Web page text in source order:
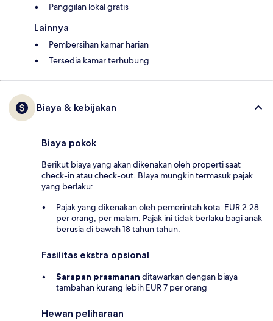
Panggilan lokal gratis
Lainnya
Pembersihan kamar harian
Tersedia kamar terhubung
Biaya & kebijakan
Biaya pokok
Berikut biaya yang akan dikenakan oleh properti saat
check-in atau check-out. BIaya mungkin termasuk pajak
yang berlaku:
Pajak yang dikenakan oleh pemerintah kota: EUR 2.28
per orang, per malam. Pajak ini tidak berlaku bagi anak
berusia di bawah 18 tahun tahun.
Fasilitas ekstra opsional
Sarapan prasmanan ditawarkan dengan biaya
tambahan kurang lebih EUR 7 per orang
Hewan peliharaan